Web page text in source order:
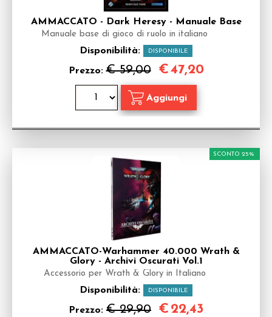
AMMACCATO - Dark Heresy - Manuale Base
Manuale base di gioco di ruolo in italiano
Disponibilità: DISPONIBILE
Prezzo:€ 59,00 €47,20
AMMACCATO-Warhammer 40.000 Wrath &
Glory - Archivi Oscurati Vol.1
Accessorio per Wrath & Glory in Italiano
Disponibilità: DISPONIBILE
Prezzo: € 29,90
SCONTO 25%
€ 22,43